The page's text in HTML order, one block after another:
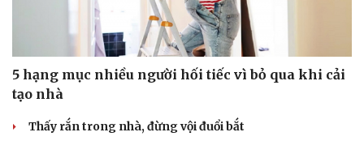
5 hạng mục nhiều người hối tiếc vì bỏ qua khi cải
tạo nhà
Thấy rắn trong nhà, đừng vội đuổi bắt